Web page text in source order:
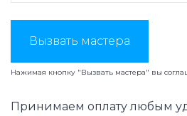
Вызвать мастера
Нажимая кнопку "Вызвать мастера" вы
Принимаем оплату любым